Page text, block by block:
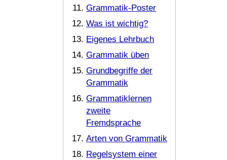
Grammatik-Poster
Was ist wichtig?
Eigenes Lehrbuch
Grammatik üben
Grundbegriffe der
Grammatik
Grammatiklernen
zweite
Fremdsprache
Arten von Grammatik
Regelsystem einer